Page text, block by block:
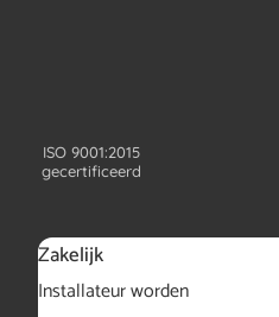
ISO 9001:2015
gecertificeerd
Zakelijk
Installateur worden